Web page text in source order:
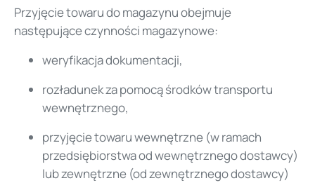
Przyjęcie towaru do magazynu obejmuje
następujące czynności magazynowe:
weryfikacja dokumentacji,
rozładunek za pomocą środków transportu
wewnętrznego,
przyjęcie towaru wewnętrzne (w ramach
przedsiębiorstwa od wewnętrznego dostawcy)
lub zewnętrzne (od zewnętrznego dostawcy)